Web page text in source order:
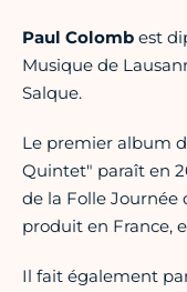
Paul Colomb est
Musique de
Salque.
Le premier album
Quintet" paraît en
de la Folle Journée
produit en France,
Il fait également